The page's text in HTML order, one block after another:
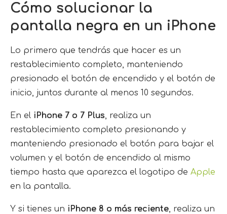
Cómo solucionar la
pantalla negra en un iPhone
Lo primero que tendrás que hacer es un
restablecimiento completo, manteniendo
presionado el botón de encendido y el botón de
inicio, juntos durante al menos 10 segundos.
En el iPhone 7 o 7 Plus, realiza un
restablecimiento completo presionando y
manteniendo presionado el botón para bajar el
volumen y el botón de encendido al mismo
tiempo hasta que aparezca el logotipo de Apple
en la pantalla.
Y si tienes un iPhone 8 o más reciente, realiza un